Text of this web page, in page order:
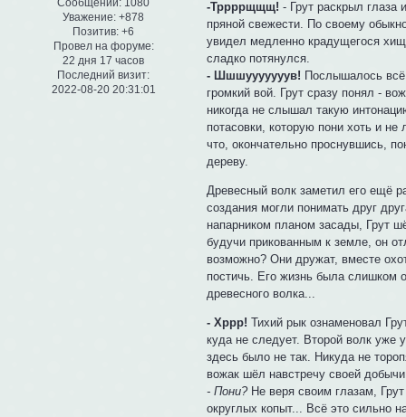
Сообщений: 1080
Уважение: +878
Позитив: +6
Провел на форуме:
22 дня 17 часов
Последний визит:
2022-08-20 20:31:01
-Тррррщщщ! - Грут раскрыл глаза
пряной свежести. По своему
увидел медленно крадущегося
сладко потянулся.
- Шшшууууууув! Послышалось
громкий вой. Грут сразу понял -
никогда не слышал такую
потасовки, которую пони хоть и
что, окончательно проснувшись,
дереву.
Древесный волк заметил его ещё
создания могли понимать друг
напарником планом засады, Грут
будучи прикованным к земле, он
возможно? Они дружат, вместе
постичь. Его жизнь была слишком
древесного волка...
- Хррр! Тихий рык ознаменовал
куда не следует. Второй волк уже
здесь было не так. Никуда не
вожак шёл навстречу своей
- Пони?Не веря своим глазам,
округлых копыт... Всё это сильно